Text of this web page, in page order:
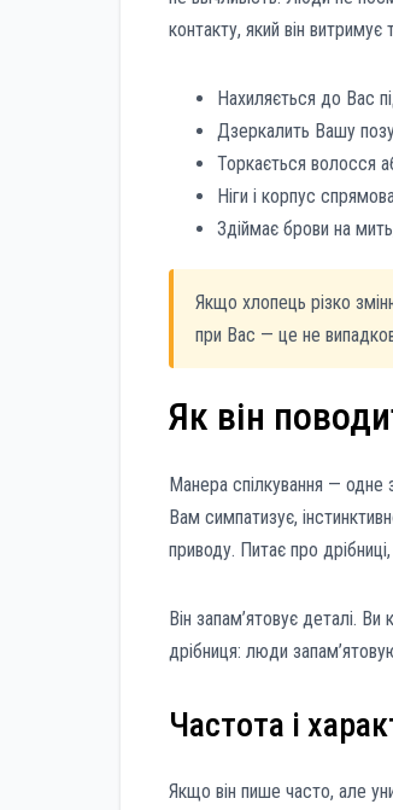
контакту, який він
Нахиляється до Вас
Дзеркалить Вашу
Торкається волосся
Ніги і корпус
Здіймає брови на
Якщо хлопець різко
при Вас — це не
Як він
Манера спілкування — одне
Вам симпатизує,
приводу. Питає про
Він запам’ятовує деталі.
дрібниця: люди
Частота і
Якщо він пише часто, але